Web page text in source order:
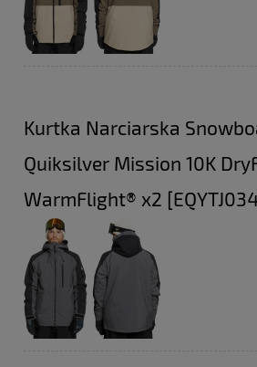
Kurtka Narciarska
Quiksilver Mission 10K
WarmFlight® x2